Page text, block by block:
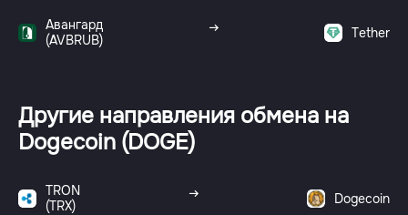
Авангард
(AVBRUB)
Tether
Другие направления обмена на
Dogecoin (DOGE)
TRON
(TRX)
Dogecoin